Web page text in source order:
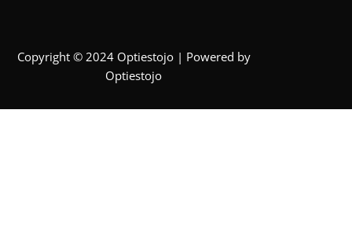
Copyright © 2024 Optiestojo | Powered by
Optiestojo